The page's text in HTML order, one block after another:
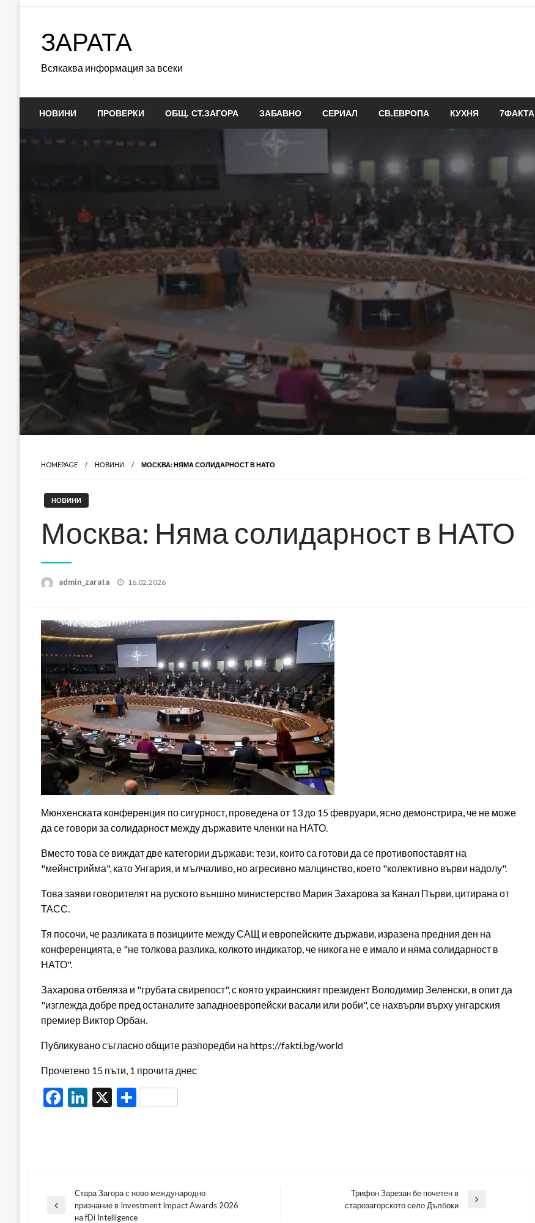
ЗАРАТА
Всякаква информация за всеки
НОВИНИ ПРОВЕРКИ ОБЩ. СТ.ЗАГОРА ЗАБАВНО СЕРИАЛ СВ.ЕВРОПА КУХНЯ 7ФАКТА
HOMEPAGE НОВИНИ МОСКВА: НЯМА СОЛИДАРНОСТ В НАТО
НОВИНИ
Москва: Няма солидарност в НАТО
admin_zarata
Posted
16.02.2026
Мюнхенската конференция по сигурност, проведена от 13 до 15 февруари, ясно демонстрира, че не може
да се говори за солидарност между държавите членки на НАТО.
Вместо това се виждат две категории държави: тези, които са готови да се противопоставят на
"мейнстрийма", като Унгария, и мълчаливо, но агресивно малцинство, което "колективно върви надолу".
Това заяви говорителят на руското външно министерство Мария Захарова за Канал Първи, цитирана от
ТАСС.
Тя посочи, че разликата в позициите между САЩ и европейските държави, изразена предния ден на
конференцията, е "не толкова разлика, колкото индикатор, че никога не е имало и няма солидарност в
НАТО".
Захарова отбеляза и "грубата свирепост", с която украинският президент Володимир Зеленски, в опит да
"изглежда добре пред останалите западноевропейски васали или роби", се нахвърли върху унгарския
премиер Виктор Орбан.
Публикувано съгласно общите разпоредби на https://fakti.bg/world
Прочетено 15 пъти, 1 прочита днес
Facebook
LinkedIn
X Share
Навигация
Previous
Стара Загора с ново международно
признание в Investment Impact Awards 2026
на fDi Intelligence
Трифон Зарезан бе почетен в
старозагорското село Дълбоки